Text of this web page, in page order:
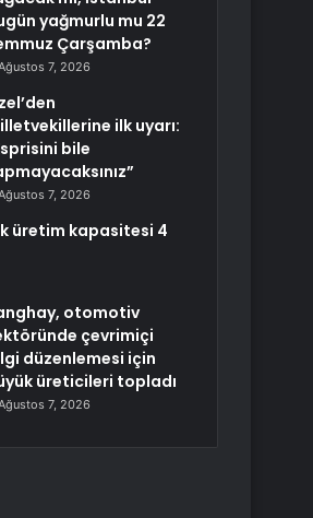
yağmurlu mu 22
Çarşamba?
7, 2026
ilk uyarı:
bile
7, 2026
üretim kapasitesi 4
otomotiv
çevrimiçi
düzenlemesi için
üreticileri topladı
7, 2026